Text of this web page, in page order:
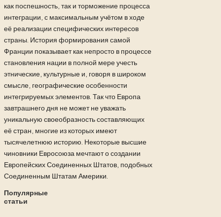
как поспешность, так и торможение процесса
интеграции, с максимальным учётом в ходе
её реализации специфических интересов
страны. История формирования самой
Франции показывает как непросто в процессе
становления нации в полной мере учесть
этнические, культурные и, говоря в широком
смысле, географические особенности
интегрируемых элементов. Так что Европа
завтрашнего дня не может не уважать
уникальную своеобразность составляющих
её стран, многие из которых имеют
тысячелетнюю историю. Некоторые высшие
чиновники Евросоюза мечтают о создании
Европейских Соединенных Штатов, подобных
Соединенным Штатам Америки.
Популярные
статьи